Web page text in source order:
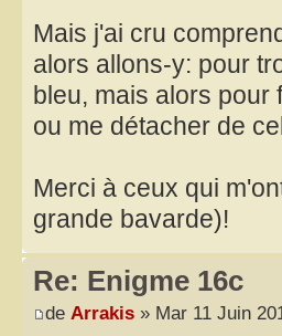
Mais j'ai cru
alors allons-y: pour
bleu, mais alors pour
ou me détacher de
Merci à ceux qui
grande bavarde)!
Re: Enigme 16c
de Arrakis » Mar 11 Juin